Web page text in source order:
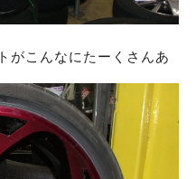
がこんなにたーくさんあ